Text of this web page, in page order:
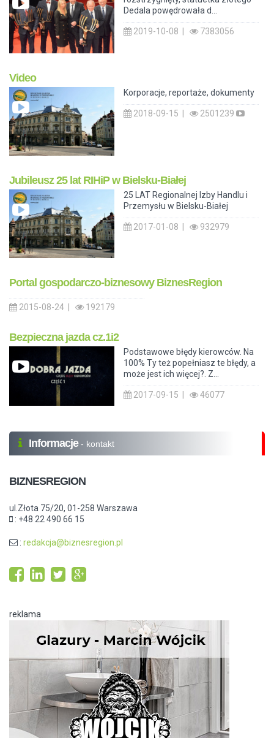
Dedala powędrowała d...
2019-10-08 | 7383056
Video
Korporacje, reportaże, dokumenty
2018-09-15 | 2501239
Jubileusz 25 lat RIHiP w Bielsku-Białej
25 LAT Regionalnej Izby Handlu i
Przemysłu w Bielsku-Białej
2017-01-08 | 932979
Portal gospodarczo-biznesowy BiznesRegion
2015-08-24 | 192179
Bezpieczna jazda cz.1i2
Podstawowe błędy kierowców. Na
100% Ty też popełniasz te błędy, a
może jest ich więcej?. Z...
2017-09-15 | 46077
Informacje - kontakt
BIZNESREGION
ul.Złota 75/20, 01-258 Warszawa
: +48 22 490 66 15
: redakcja@biznesregion.pl
reklama